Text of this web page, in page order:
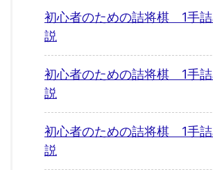
初心者のための詰将棋 1手
説
初心者のための詰将棋 1手
説
初心者のための詰将棋 1手
説